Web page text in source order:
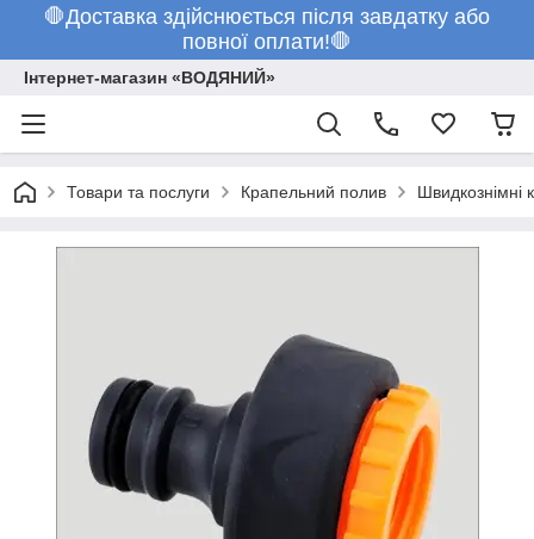
🛑Доставка здійснюється після завдатку або
повної оплати!🛑
Інтернет-магазин «ВОДЯНИЙ»
Товари та послуги Крапельний полив Швидкознімні